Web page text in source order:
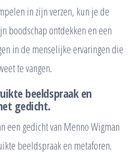
in zijn verzen, kun je de
boodschap ontdekken en een
in de menselijke ervaringen die
te vangen.
beeldspraak en
gedicht.
een gedicht van Menno Wigman
beeldspraak en metaforen.